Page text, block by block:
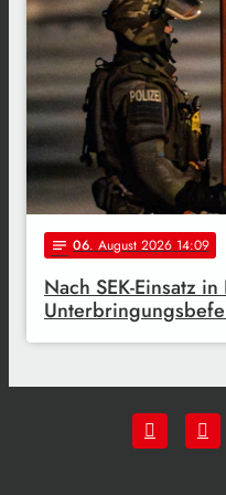
notes 06. August 2026 14:09
Nach SEK-Einsatz